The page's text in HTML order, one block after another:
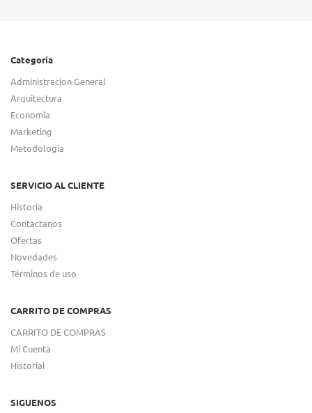
Categoria
Administracion General
Arquitectura
Economia
Marketing
Metodologia
SERVICIO AL CLIENTE
Historia
Contactanos
Ofertas
Novedades
Términos de uso
CARRITO DE COMPRAS
CARRITO DE COMPRAS
Mi Cuenta
Historial
SIGUENOS